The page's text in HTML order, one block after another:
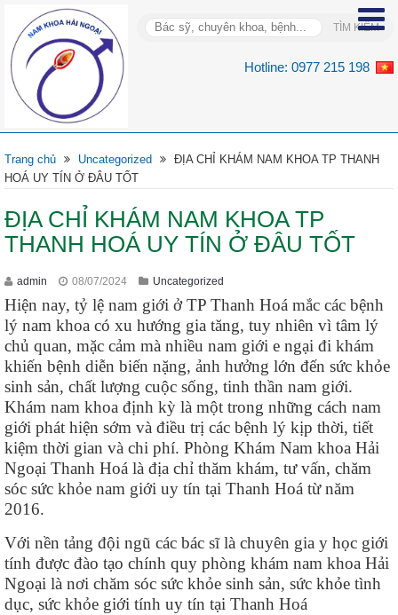
Hotline: 0977 215 198
Trang chủ Uncategorized
ĐỊA CHỈ KHÁM NAM KHOA TP THANH
HOÁ UY TÍN Ở ĐÂU TỐT
ĐỊA CHỈ KHÁM NAM KHOA TP
THANH HOÁ UY TÍN Ở ĐÂU TỐT
admin 08/07/2024 Uncategorized
Hiện nay, tỷ lệ nam giới ở TP Thanh Hoá mắc các bệnh
lý nam khoa có xu hướng gia tăng, tuy nhiên vì tâm lý
chủ quan, mặc cảm mà nhiều nam giới e ngại đi khám
khiến bệnh diễn biến nặng, ảnh hưởng lớn đến sức khỏe
sinh sản, chất lượng cuộc sống, tinh thần nam giới.
Khám nam khoa định kỳ là một trong những cách nam
giới phát hiện sớm và điều trị các bệnh lý kịp thời, tiết
kiệm thời gian và chi phí. Phòng Khám Nam khoa Hải
Ngoại Thanh Hoá là địa chỉ thăm khám, tư vấn, chăm
sóc sức khỏe nam giới uy tín tại Thanh Hoá từ năm
2016.
Với nền tảng đội ngũ các bác sĩ là chuyên gia y học giới
tính được đào tạo chính quy phòng khám nam khoa Hải
Ngoại là nơi chăm sóc sức khỏe sinh sản, sức khỏe tình
dục, sức khỏe giới tính uy tín tại Thanh Hoá